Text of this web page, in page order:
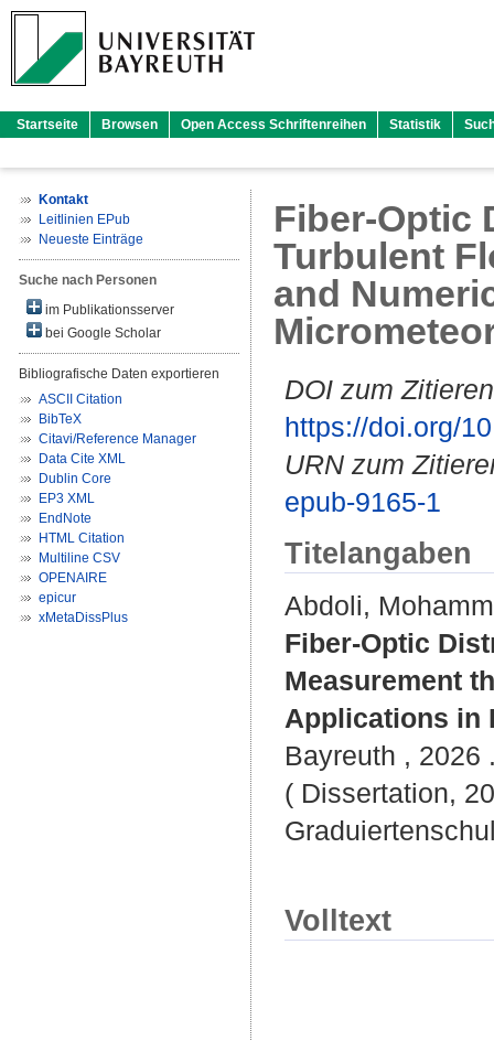
Startseite Browsen Open Access Schriftenreihen Statistik
Kontakt
Leitlinien EPub
Neueste Einträge
Suche nach Personen
im Publikationsserver
bei Google Scholar
Bibliografische Daten exportieren
ASCII Citation
BibTeX
Citavi/Reference Manager
Data Cite XML
Dublin Core
EP3 XML
EndNote
HTML Citation
Multiline CSV
OPENAIRE
epicur
xMetaDissPlus
Fiber-Optic
Turbulent
and
DOI zum
https://doi.org/
URN zum
epub-9165-1
Titelangaben
Abdoli,
Fiber-Optic
Measurement
Applications in
Bayreuth , 2026
( Dissertation,
Volltext